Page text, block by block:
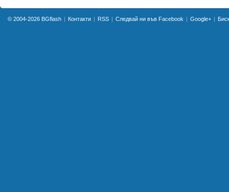
© 2004-2026 BGflash Контакти RSS Следвай ни във Facebook Google+